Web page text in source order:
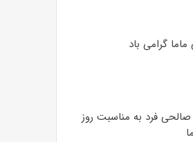
گرامی باد
صالحی فرد به مناسبت روز